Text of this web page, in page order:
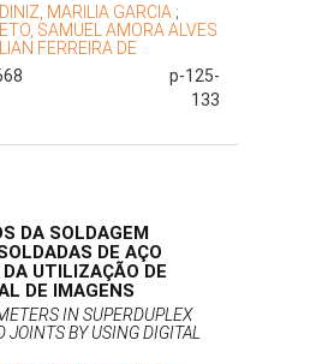
DINIZ, MARILIA GARCIA ;
SAMUEL AMORA ALVES
FERREIRA DE
p-125-
133
DA SOLDAGEM
DE AÇO
UTILIZAÇÃO DE
DE IMAGENS
IN SUPERDUPLEX
JOINTS BY USING DIGITAL